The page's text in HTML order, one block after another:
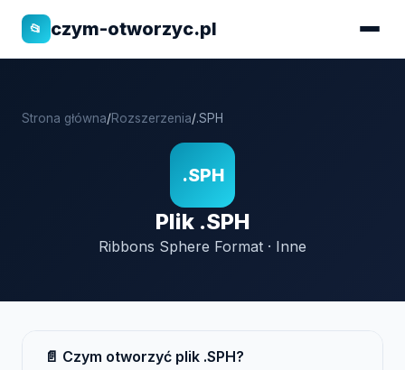
📂 czym-otworzyc.pl
Strona główna/Rozszerzenia/.SPH
.SPH
Plik .SPH
Ribbons Sphere Format · Inne
📄 Czym otworzyć plik .SPH?